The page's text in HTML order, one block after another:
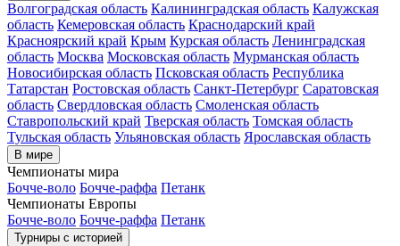
Волгоградская область Калининградская область Калужская
область Кемеровская область Краснодарский край
Красноярский край Крым Курская область Ленинградская
область Москва Московская область Мурманская область
Новосибирская область Псковская область Республика
Татарстан Ростовская область Санкт-Петербург Саратовская
область Свердловская область Смоленская область
Ставропольский край Тверская область Томская область
Тульская область Ульяновская область Ярославская область
В мире
Чемпионаты мира
Бочче-воло Бочче-раффа Петанк
Чемпионаты Европы
Бочче-воло Бочче-раффа Петанк
Турниры с историей